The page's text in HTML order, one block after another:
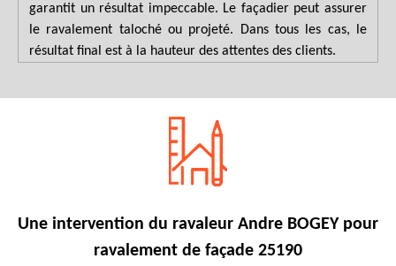
garantit un résultat impeccable. Le façadier peut assurer
le ravalement taloché ou projeté. Dans tous les cas, le
résultat final est à la hauteur des attentes des clients.
Une intervention du ravaleur Andre BOGEY pour
ravalement de façade 25190